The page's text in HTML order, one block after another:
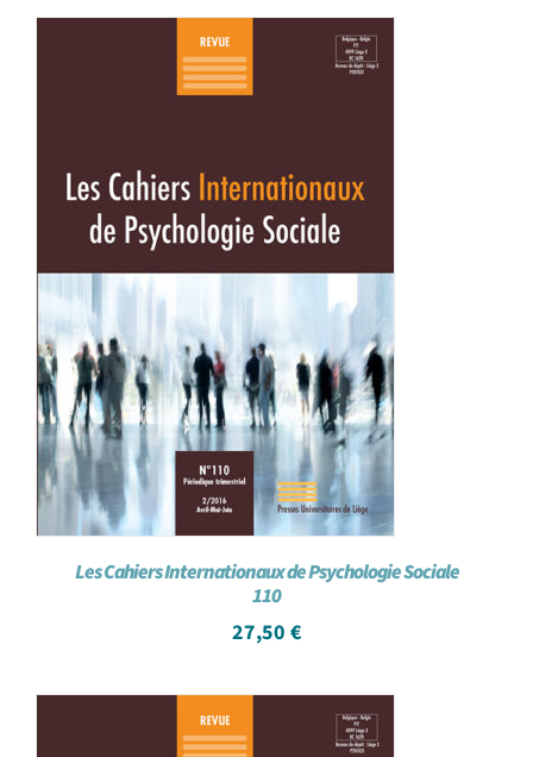
Les Cahiers Internationaux de Psychologie Sociale
110
27,50 €